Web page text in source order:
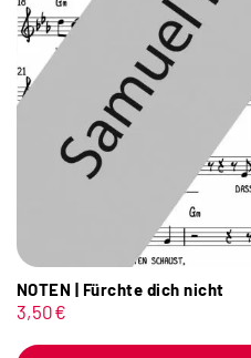
NOTEN | Fürchte dich nicht
3,50€